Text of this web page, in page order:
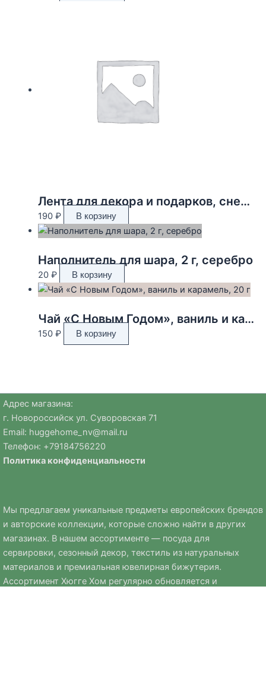
Лента для декора и подарков, снежинки, 2 см х 45 м
190 ₽ В корзину
Наполнитель для шара, 2 г, серебро
20 ₽ В корзину
Чай «С Новым Годом», ваниль и карамель, 20 г
150 ₽ В корзину
Адрес магазина:
г. Новороссийск ул. Суворовская 71
Email: huggehome_nv@mail.ru
Телефон: +79184756220
Политика конфиденциальности
Мы предлагаем уникальные предметы европейских брендов
и авторские коллекции, которые сложно найти в других
магазинах. В нашем ассортименте — посуда для
сервировки, сезонный декор, текстиль из натуральных
материалов и премиальная ювелирная бижутерия.
Ассортимент Хюгге Хом регулярно обновляется и